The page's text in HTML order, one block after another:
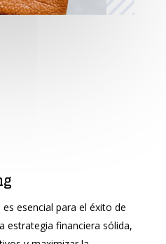
esencial para el éxito de
estrategia financiera sólida,